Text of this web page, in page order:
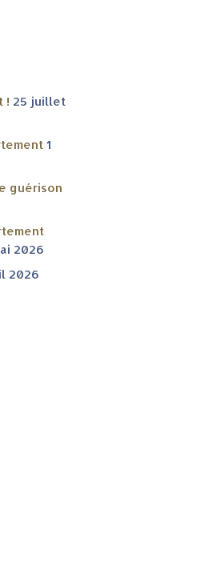
! 25 juillet
1
guérison
2026
2026